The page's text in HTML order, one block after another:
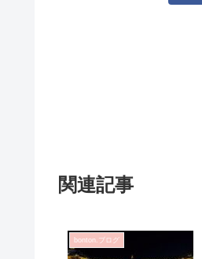
関連記事
bonton.ブログ